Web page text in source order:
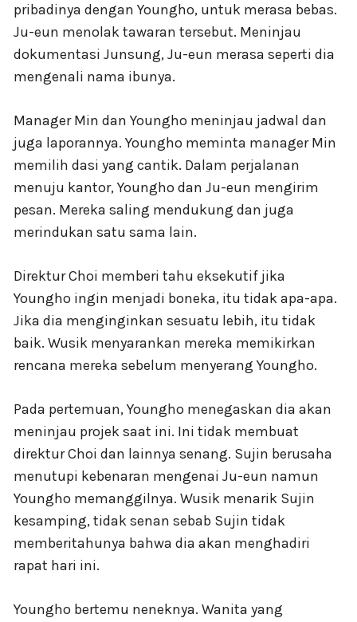
pribadinya dengan Youngho, untuk merasa bebas.
Ju-eun menolak tawaran tersebut. Meninjau
dokumentasi Junsung, Ju-eun merasa seperti dia
mengenali nama ibunya.
Manager Min dan Youngho meninjau jadwal dan
juga laporannya. Youngho meminta manager Min
memilih dasi yang cantik. Dalam perjalanan
menuju kantor, Youngho dan Ju-eun mengirim
pesan. Mereka saling mendukung dan juga
merindukan satu sama lain.
Direktur Choi memberi tahu eksekutif jika
Youngho ingin menjadi boneka, itu tidak apa-apa.
Jika dia menginginkan sesuatu lebih, itu tidak
baik. Wusik menyarankan mereka memikirkan
rencana mereka sebelum menyerang Youngho.
Pada pertemuan, Youngho menegaskan dia akan
meninjau projek saat ini. Ini tidak membuat
direktur Choi dan lainnya senang. Sujin berusaha
menutupi kebenaran mengenai Ju-eun namun
Youngho memanggilnya. Wusik menarik Sujin
kesamping, tidak senan sebab Sujin tidak
memberitahunya bahwa dia akan menghadiri
rapat hari ini.
Youngho bertemu neneknya. Wanita yang